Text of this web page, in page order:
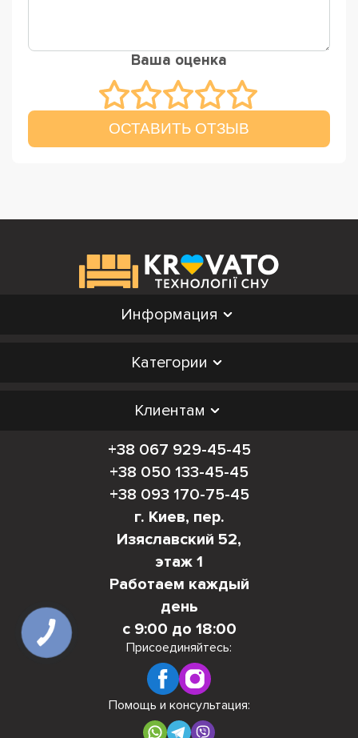
Ваша оценка
ОСТАВИТЬ ОТЗЫВ
Информация
Категории
Клиентам
+38 067 929-45-45
+38 050 133-45-45
+38 093 170-75-45
г. Киев, пер.
Изяславский 52,
этаж 1
Работаем каждый
день
с 9:00 до 18:00
Присоединяйтесь:
Помощь и консультация: